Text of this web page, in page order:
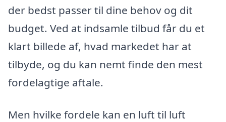
der bedst passer til dine behov og dit
budget. Ved at indsamle tilbud får du et
klart billede af, hvad markedet har at
tilbyde, og du kan nemt finde den mest
fordelagtige aftale.
Men hvilke fordele kan en luft til luft